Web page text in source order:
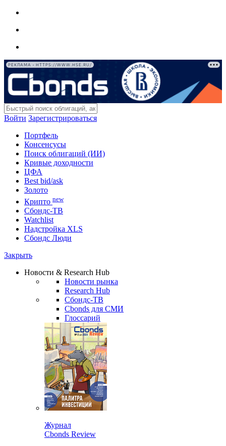
РЕКЛАМА • HTTPS://WWW.HSE.RU/
Войти Зарегистрироваться
Портфель
Консенсусы
Поиск облигаций (ИИ)
Кривые доходности
ЦФА
Best bid/ask
Золото
Крипто new
Сбондс-ТВ
Watchlist
Надстройка XLS
Сбондс Люди
Закрыть
Новости & Research Hub
Новости рынка
Research Hub
Сбондс-ТВ
Cbonds для СМИ
Глоссарий
Журнал
Cbonds Review